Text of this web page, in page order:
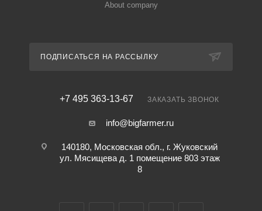
About company
ПОДПИСАТЬСЯ НА РАССЫЛКУ
+7 495 363-13-67 ЗАКАЗАТЬ ЗВОНОК
info@bigfarmer.ru
140180, Московская обл., г. Жуковский
ул. Мясищева д. 1 помещение 803 этаж
8